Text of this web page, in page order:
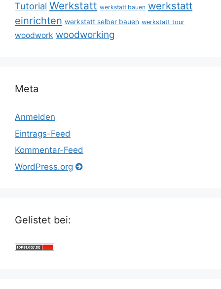
Tutorial Werkstatt werkstatt bauen werkstatt
einrichten werkstatt selber bauen werkstatt tour
woodwork woodworking
Meta
Anmelden
Eintrags-Feed
Kommentar-Feed
WordPress.org
Gelistet bei: